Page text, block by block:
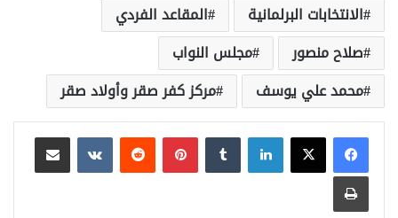
الانتخابات البرلمانية
المقاعد الفردي
صلاح منصور
مجلس النواب
محمد علي يوسف
مركز كفر صقر وأولاد صقر
لينكدإن بينتيريست
مشاركة عبر البريد
طباعة